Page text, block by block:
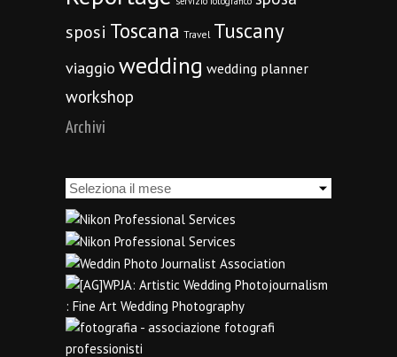
sposi Toscana Travel Tuscany
viaggio wedding wedding planner
workshop
Archivi
Archivi